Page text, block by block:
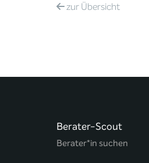
zurÜbersicht
Berater-Scout
Berater*in suchen